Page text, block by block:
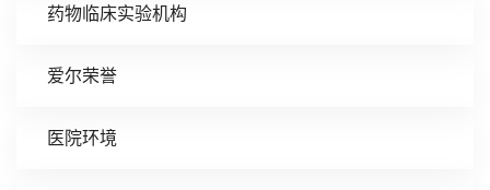
药物临床实验机构
爱尔荣誉
医院环境